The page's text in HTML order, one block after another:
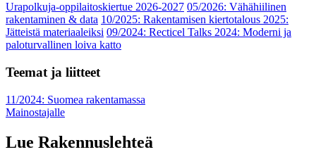
Urapolkuja-oppilaitoskiertue 2026-2027 05/2026: Vähähiilinen
rakentaminen & data 10/2025: Rakentamisen kiertotalous 2025:
Jätteistä materiaaleiksi 09/2024: Recticel Talks 2024: Moderni ja
paloturvallinen loiva katto
Teemat ja liitteet
11/2024: Suomea rakentamassa
Mainostajalle
Lue Rakennuslehteä